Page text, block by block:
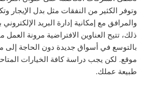
وتوفر الكثير من النفقات مثل بدل الإيجار
والمرافق مع إمكانية إدارة البريد
ذلك، تتيح العناوين الافتراضية مرونة
بالتوسع في أسواق جديدة دون الحاجة
موقع. لكن يجب دراسة كافة الخيارات
طبيعة عملك.